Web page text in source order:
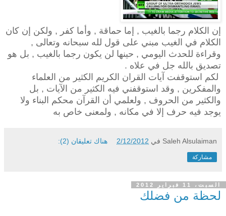
إن الكلام رجما بالغيب , إما حماقة , وأما كفر , ولكن إن كان
الكلام في الغيب مبني على قول لله سبحانه وتعالى ,
وقراءة للحدث اليومي , حينها لن يكون رجما بالغيب , بل هو
تصديق بالله جل في علاه .
لكم استوقفت آيات القران الكريم الكثير من العلماء
والمفكرين , وقد استوقفني فيه الكثير من الآيات , بل
والكثير من الحروف , ولعلمي أن القرآن محكم البناء ولا
يوجد فيه حرف إلا في مكانه , ولمعنى خاص به
Saleh Alsulaiman في 2/12/2012 هناك تعليقان (2):
مشاركة
السبت، 11 فبراير 2012
لحظة من فضلك